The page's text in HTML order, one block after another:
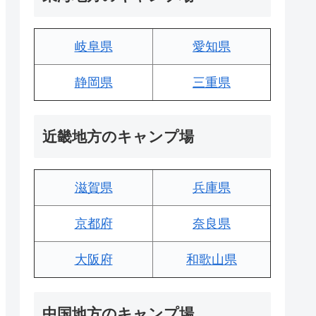
岐阜県 愛知県
静岡県 三重県
近畿地方のキャンプ場
滋賀県 兵庫県
京都府 奈良県
大阪府 和歌山県